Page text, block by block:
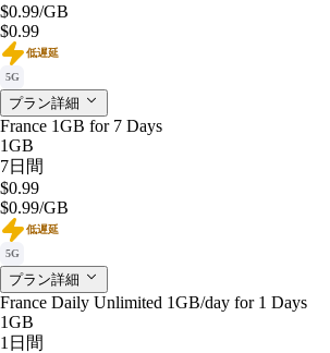
$0.99/GB
$0.99
低遅延
5G
プラン詳細
France 1GB for 7 Days
1GB
7日間
$0.99
$0.99/GB
低遅延
5G
プラン詳細
France Daily Unlimited 1GB/day for 1 Days
1GB
1日間